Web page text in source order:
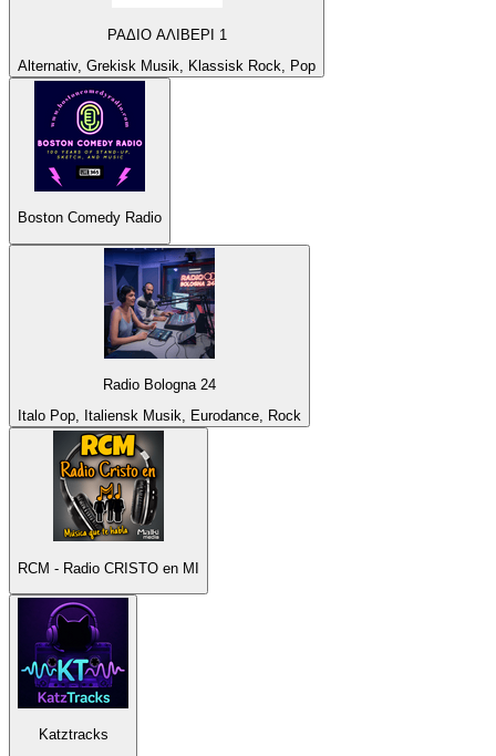
ΡΑΔΙΟ ΑΛΙΒΕΡΙ 1
Alternativ, Grekisk Musik, Klassisk Rock, Pop
Boston Comedy Radio
Radio Bologna 24
Italo Pop, Italiensk Musik, Eurodance, Rock
RCM - Radio CRISTO en MI
Katztracks